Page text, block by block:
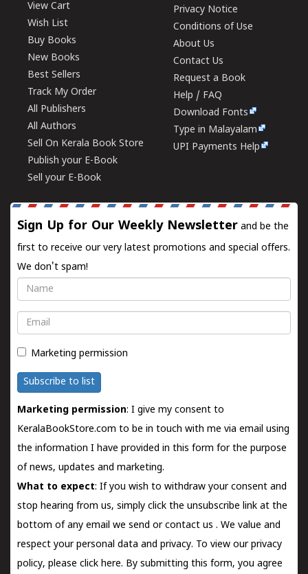
View Cart
Wish List
Buy Books
New Books
Best Sellers
Track My Order
All Publishers
All Authors
Sell On Kerala Book Store
Publish your E-Book
Sell your E-Book
Privacy Notice
Conditions of Use
About Us
Contact Us
Request a Book
Help / FAQ
Download Fonts
Type in Malayalam
UPI Payments Help
Sign Up for Our Weekly Newsletter and be the
first to receive our very latest promotions and special offers.
We don't spam!
Name
Email
Marketing permission
Subscribe to list
Marketing permission: I give my consent to
KeralaBookStore.com to be in touch with me via email using
the information I have provided in this form for the purpose
of news, updates and marketing.
What to expect: If you wish to withdraw your consent and
stop hearing from us, simply click the unsubscribe link at the
bottom of any email we send orcontact us . We value and
respect your personal data and privacy. To view our privacy
policy, please click here. By submitting this form, you agree